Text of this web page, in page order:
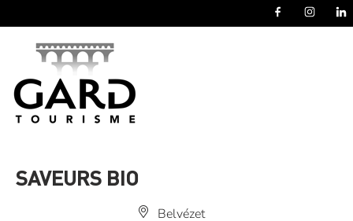
SAVEURS BIO
Belvézet